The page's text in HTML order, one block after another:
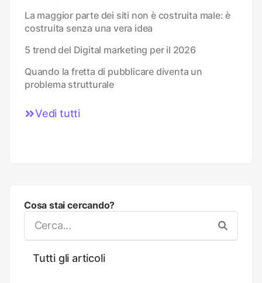
La maggior parte dei siti non è costruita male: è
costruita senza una vera idea
5 trend del Digital marketing per il 2026
Quando la fretta di pubblicare diventa un
problema strutturale
Vedi tutti
Cosa stai cercando?
Tutti gli articoli